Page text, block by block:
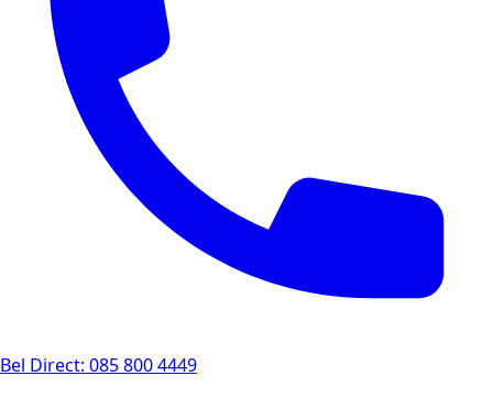
Bel Direct: 085 800 4449